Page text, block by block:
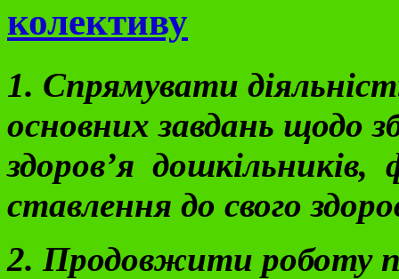
колективу
1. Спрямувати
основних завдань щодо
здоров’я дошкільників,
ставлення до свого
2. Продовжити роботу